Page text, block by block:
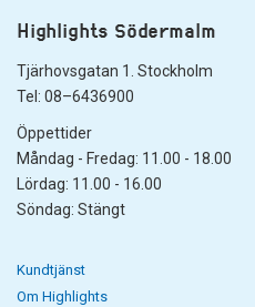
Highlights Södermalm
Tjärhovsgatan 1. Stockholm
Tel: 08–6436900
Öppettider
Måndag - Fredag: 11.00 - 18.00
Lördag: 11.00 - 16.00
Söndag: Stängt
Kundtjänst
Om Highlights